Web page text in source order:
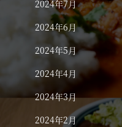
2024年7月
2024年6月
2024年5月
2024年4月
2024年3月
2024年2月